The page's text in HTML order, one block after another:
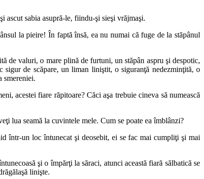
ascut sabia asupră-le, fiindu-şi sieşi vrăjmaşi.
la pieire! În faptă însă, ea nu numai că fuge de la stăpânul
de valuri, o mare plină de furtuni, un stăpân aspru şi despotic,
de scăpare, un liman liniştit, o siguranţă nedezminţită, o
smereniei.
acestei fiare răpitoare? Căci aşa trebuie cineva să numească
lua seamă la cuvintele mele. Cum se poate ea îmblânzi?
într-un loc întunecat şi deosebit, ei se fac mai cumpliţi şi mai
şi o împărţi la săraci, atunci această fiară sălbatică se
linişte.